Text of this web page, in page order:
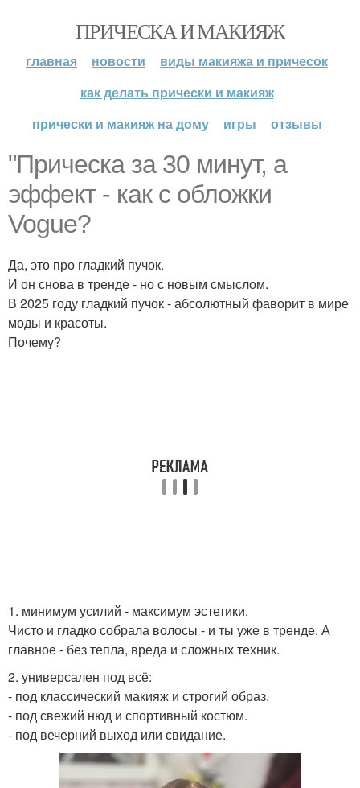
ПРИЧЕСКА И МАКИЯЖ
главная новости
виды макияжа и причесок
как делать прически и макияж
прически и макияж на дому
игры отзывы
"Прическа за 30 минут, а
эффект - как с обложки
Vogue?
Да, это про гладкий пучок.
И он снова в тренде - но с новым смыслом.
В 2025 году гладкий пучок - абсолютный фаворит в мире
моды и красоты.
Почему?
1. минимум усилий - максимум эстетики.
Чисто и гладко собрала волосы - и ты уже в тренде. А
главное - без тепла, вреда и сложных техник.
2. универсален под всё:
- под классический макияж и строгий образ.
- под свежий нюд и спортивный костюм.
- под вечерний выход или свидание.